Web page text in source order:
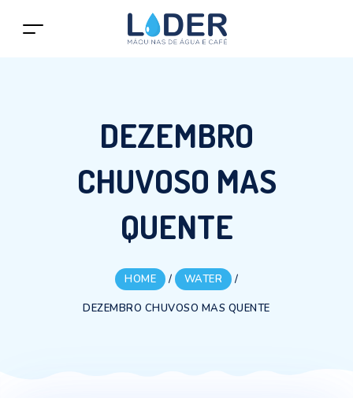
DEZEMBRO
CHUVOSO MAS
QUENTE
HOME / WATER /
DEZEMBRO CHUVOSO MAS QUENTE